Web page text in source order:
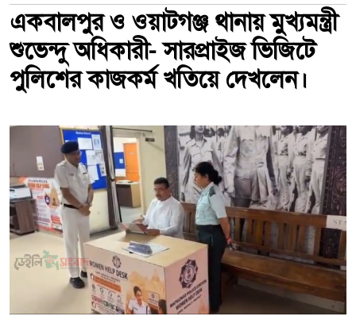
একবালপুর ও ওয়াটগঞ্জ থানায় মুখ্যমন্ত্রী
শুভেন্দু অধিকারী- সারপ্রাইজ ভিজিটে
পুলিশের কাজকর্ম খতিয়ে দেখলেন।